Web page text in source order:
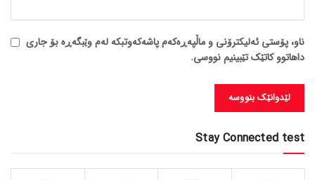
ناو، پۆستی ئەلیکترۆنی و ماڵپەڕەکەم پاشەکەوتبکە لەم وێبگەڕە بۆ جاری
داهاتوو کاتێک تێبینیم نووسی.
Stay Connected test